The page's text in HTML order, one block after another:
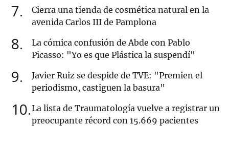
7
Cierra una tienda de cosmética natural en la
avenida Carlos III de Pamplona
8
La cómica confusión de Abde con Pablo
Picasso: "Yo es que Plástica la suspendí"
9
Javier Ruiz se despide de TVE: "Premien el
periodismo, castiguen la basura"
10 La lista de Traumatología vuelve a registrar un
preocupante récord con 15.669 pacientes